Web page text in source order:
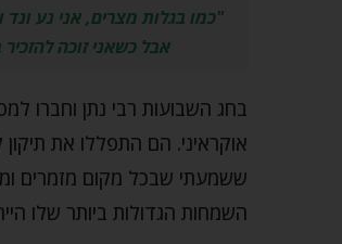
"כמו בגלות מצרים, אני נע
אבל כשאני זוכה
בחג השבועות רבי נתן וחברו
אוקראיני. הם התפללו את
ששמעתי שבכל מקום מזמרים
השמחות הגדולות ביותר שלו